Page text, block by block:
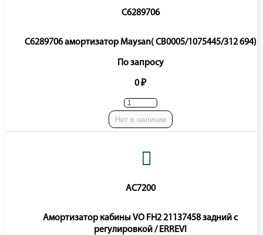
C6289706
C6289706 амортизатор Maysan( CB0005/1075445/312 694)
По запросу
0 ₽
Нет в наличии
AC7200
Амортизатор кабины VO FH2 21137458 задний с
регулировкой / ERREVI